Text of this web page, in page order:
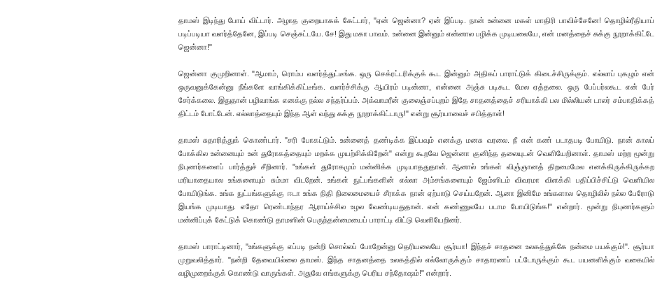
தாமஸ் இடிந்து போய் விட்டார். அழாத குறையாகக் கேட்டார், "ஏன் ஜென்னா? ஏன் இப்படி. நான் உன்னை மகள் மாதிரி பாவிச்சேனே! தொழில்ரீதியாப்
படிப்படியா வளர்த்தேனே, இப்படி செஞ்சுட்டயே. சே! இது மகா பாவம். உன்னை இன்னும் என்னால பழிக்க முடியலையே, என் மனத்தைச் சுக்கு நூறாக்கிட்டே
ஜென்னா!"
ஜென்னா குமுறினாள். "ஆமாம், ரொம்ப வளர்த்துட்டீங்க. ஒரு செக்ரட்டரிக்குக் கூட இன்னும் அதிகப் பாராட்டுக் கிடைச்சிருக்கும். எல்லாப் புகழும் என்
ஒருவனுக்கேன்னு நீங்களே வாங்கிக்கிட்டீங்க. வளர்ச்சிக்கு ஆயிரம் படின்னா, என்னை அஞ்சு படிகூட மேல ஏத்தலை. ஒரு பேப்பர்லகூட என் பேர்
சேர்க்கலை. இதுதான் பழிவாங்க எனக்கு நல்ல சந்தர்ப்பம். அக்வாமரீன் குலைஞ்சப்புறம் இதே சாதனத்தைச் சரியாக்கி பல மில்லியன் டாலர் சம்பாதிக்கத்
திட்டம் போட்டேன். எல்லாத்தையும் இந்த ஆள் வந்து சுக்கு நூறாக்கிட்டாரு!" என்று சூர்யாவைச் சபித்தாள்!
தாமஸ் சுதாரித்துக் கொண்டார். "சரி போகட்டும். உன்னைத் தண்டிக்க இப்பவும் எனக்கு மனசு வரலை. நீ என் கண் படாதபடி போயிடு. நான் காலப்
போக்கில உன்னையும் உன் துரோகத்தையும் மறக்க முயற்சிக்கிறேன்" என்று கூறவே ஜென்னா குனிந்த தலையுடன் வெளியேறினாள். தாமஸ் மற்ற மூன்று
நிபுணர்களைப் பார்த்துச் சீறினார். "உங்கள் துரோகமும் மன்னிக்க முடியாததுதான். ஆனால் உங்கள் விஞ்ஞானத் திறமைமேல எனக்கிருக்கிருக்கற
மரியாதையால உங்களையும் சும்மா விடறேன். உங்கள் நுட்பங்களின் எல்லா அம்சங்களையும் ஜேம்ஸிடம் விவரமா விளக்கி பதிப்பிச்சிட்டு வெளியில
போயிடுங்க. உங்க நுட்பங்களுக்கு ஈடா உங்க நிதி நிலைமையைச் சீராக்க நான் ஏற்பாடு செய்யறேன். ஆனா இனிமே உங்களால தொழிலில் நல்ல பேரோடு
இயங்க முடியாது. எதோ ரெண்டாந்தர ஆராய்ச்சில உழல வேண்டியதுதான். என் கண்ணுலயே படாம போயிடுங்க!" என்றார். மூன்று நிபுணர்களும்
மன்னிப்புக் கேட்டுக் கொண்டு தாமஸின் பெருந்தன்மையைப் பாராட்டி விட்டு வெளியேறினர்.
தாமஸ் பாராட்டினார், "உங்களுக்கு எப்படி நன்றி சொல்லப் போறேன்னு தெரியலையே சூர்யா! இந்தச் சாதனை உலகத்துக்கே நன்மை பயக்கும்!". சூர்யா
முறுவலித்தார். "நன்றி தேவையில்லை தாமஸ். இந்த சாதனத்தை உலகத்தில் எல்லோருக்கும் சாதாரணப் பட்டோருக்கும் கூட பயனளிக்கும் வகையில்
வழிமுறைக்குக் கொண்டு வாருங்கள். அதுவே எங்களுக்கு பெரிய சந்தோஷம்!" என்றார்.